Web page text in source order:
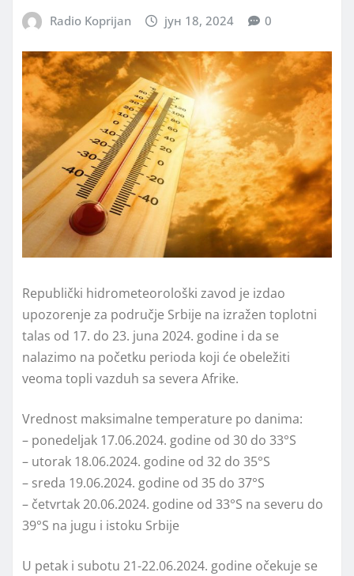
Radio Koprijan јун 18, 2024 0
Republički hidrometeorološki zavod je izdao
upozorenje za područje Srbije na izražen toplotni
talas od 17. do 23. juna 2024. godine i da se
nalazimo na početku perioda koji će obeležiti
veoma topli vazduh sa severa Afrike.
Vrednost maksimalne temperature po danima:
– ponedeljak 17.06.2024. godine od 30 do 33°S
– utorak 18.06.2024. godine od 32 do 35°S
– sreda 19.06.2024. godine od 35 do 37°S
– četvrtak 20.06.2024. godine od 33°S na severu do
39°S na jugu i istoku Srbije
U petak i subotu 21-22.06.2024. godine očekuje se